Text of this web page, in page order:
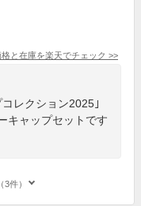
格と在庫を楽天でチェック >>
レクション2025｣
キャップセットです
件）